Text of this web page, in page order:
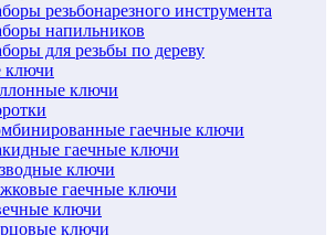
резьбонарезного инструмента
напильников
для резьбы по дереву
ключи
ключи
гаечные ключи
гаечные ключи
ключи
гаечные ключи
ключи
ключи